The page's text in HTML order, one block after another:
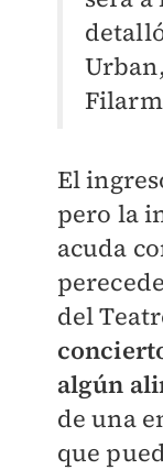
El
pero la
acuda
del
algún
de una
que